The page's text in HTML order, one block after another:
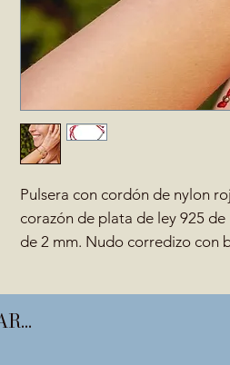
Pulsera con cordón de nylon
corazón de plata de ley 925
de 2 mm. Nudo corredizo con